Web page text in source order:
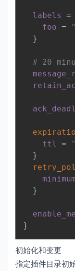
labels =
foo =
}
# 20
ttl
=
}
}
}
初始化和变更
指定插件目录初